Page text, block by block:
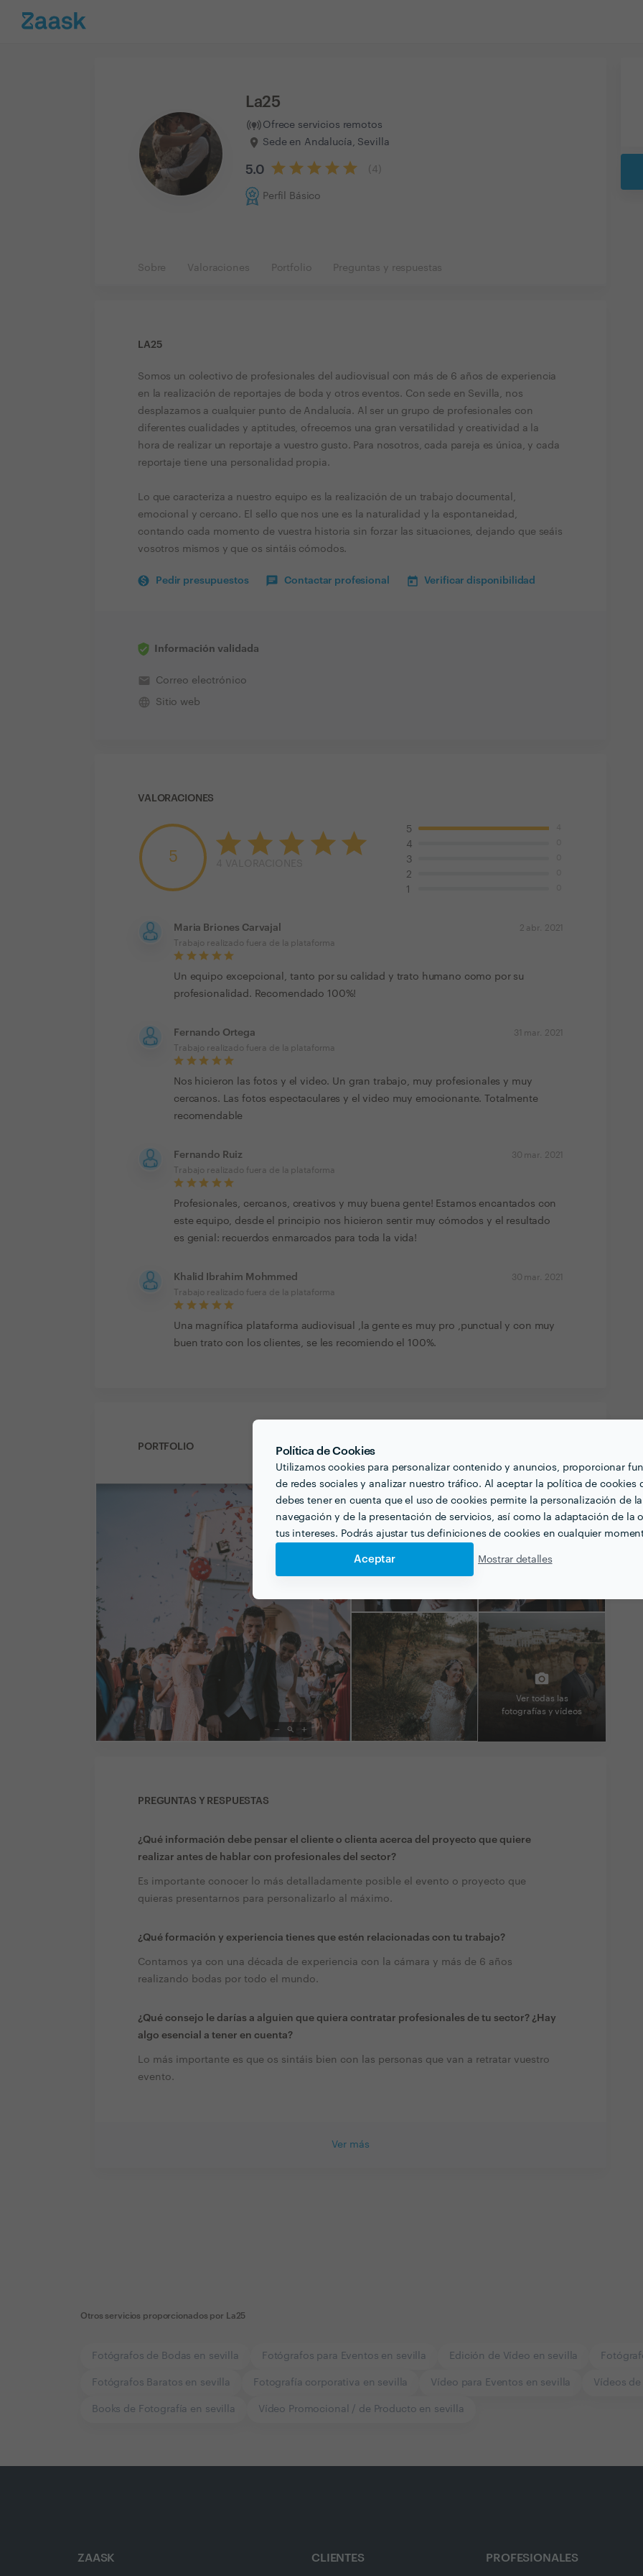
Política de Cookies
Utilizamos cookies para personalizar contenido y anuncios, proporcionar
de redes sociales y analizar nuestro tráfico. Al aceptar la política de cookies
debes tener en cuenta que el uso de cookies permite la personalización de la
navegación y de la presentación de servicios, así como la adaptación de la
tus intereses. Podrás ajustar tus definiciones de cookies en cualquier
Aceptar Mostrar detalles
La25
Ofrece servicios remotos
Sede en Andalucía, Sevilla
5.0 ( 4
Perfil Básico
Sobre Valoraciones Portfolio Preguntas y respuestas
LA25
Somos un colectivo de profesionales del audiovisual con más de 6 años de experiencia
en la realización de reportajes de boda y otros eventos. Con sede en Sevilla, nos
desplazamos a cualquier punto de Andalucía. Al ser un grupo de profesionales con
diferentes cualidades y aptitudes, ofrecemos una gran versatilidad y creatividad a la
hora de realizar un reportaje a vuestro gusto. Para nosotros, cada pareja es única, y cada
reportaje tiene una personalidad propia.
Lo que caracteriza a nuestro equipo es la realización de un trabajo documental,
emocional y cercano. El sello que nos une es la naturalidad y la espontaneidad,
contando cada momento de vuestra historia sin forzar las situaciones, dejando que seáis
vosotros mismos y que os sintáis cómodos.
Pedir presupuestos Contactar profesional Verificar disponibilidad
Información validada
email Correo electrónico
language Sitio web
VALORACIONES
5
5
4
3
2
1
Maria Briones Carvajal
Trabajo realizado fuera de la plataforma
2 abr. 2021
Un equipo excepcional, tanto por su calidad y trato humano como por su
profesionalidad. Recomendado 100%!
Fernando Ortega
Trabajo realizado fuera de la plataforma
31 mar. 2021
Nos hicieron las fotos y el video. Un gran trabajo, muy profesionales y muy
cercanos. Las fotos espectaculares y el video muy emocionante. Totalmente
recomendable
Fernando Ruiz
Trabajo realizado fuera de la plataforma
30 mar. 2021
Profesionales, cercanos, creativos y muy buena gente! Estamos encantados con
este equipo, desde el principio nos hicieron sentir muy cómodos y el resultado
es genial: recuerdos enmarcados para toda la vida!
Khalid Ibrahim Mohmmed
Trabajo realizado fuera de la plataforma
30 mar. 2021
Una magnífica plataforma audiovisual ,la gente es muy pro ,punctual y con muy
buen trato con los clientes, se les recomiendo el 100%.
PORTFOLIO
Ver todas las
fotografías y vídeos
PREGUNTAS Y RESPUESTAS
¿Qué información debe pensar el cliente o clienta acerca del proyecto que quiere
realizar antes de hablar con profesionales del sector?
Es importante conocer lo más detalladamente posible el evento o proyecto que
quieras presentarnos para personalizarlo al máximo.
¿Qué formación y experiencia tienes que estén relacionadas con tu trabajo?
Contamos ya con una década de experiencia con la cámara y más de 6 años
realizando bodas por todo el mundo.
¿Qué consejo le darías a alguien que quiera contratar profesionales de tu sector? ¿Hay
algo esencial a tener en cuenta?
Lo más importante es que os sintáis bien con las personas que van a retratar vuestro
evento.
Ver más
Otros servicios proporcionados por La25
Fotógrafos de Bodas en sevilla Fotógrafos para Eventos en sevilla Edición de Vídeo en sevilla
Fotógrafos Baratos en sevilla Fotografía corporativa en sevilla Vídeo para Eventos en sevilla Vídeos
Books de Fotografía en sevilla Vídeo Promocional / de Producto en sevilla
ZAASK CLIENTES PROFESIONALES